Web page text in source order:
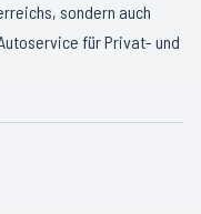
sondern auch
für Privat- und